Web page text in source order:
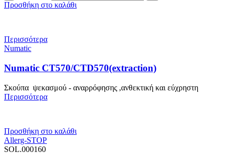
Προσθήκη στο καλάθι
Περισσότερα
Numatic
Numatic CT570/CTD570(extraction)
Σκούπα ψεκασμού - αναρρόφησης ,ανθεκτική και εύχρηστη
Περισσότερα
Προσθήκη στο καλάθι
Allerg-STOP
SOL.000160